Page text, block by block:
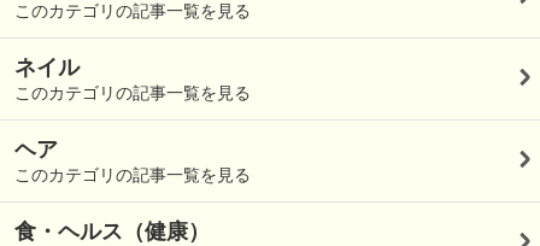
このカテゴリの記事一覧を見る
ネイル
このカテゴリの記事一覧を見る
ヘア
このカテゴリの記事一覧を見る
食・ヘルス（健康）